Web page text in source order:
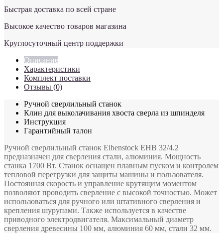
Быстрая доставка по всей стране
Высокое качество товаров магазина
Круглосуточный центр поддержки
Описание
Характеристики
Комплект поставки
Отзывы (0)
Ручной сверлильный станок
Клин для выколачивания хвоста сверла из шпинделя
Инструкция
Гарантийный талон
Ручной сверлильный станок Eibenstock EHB 32/4.2
предназначен для сверления стали, алюминия. Мощность
станка 1700 Вт. Станок оснащен плавным пуском и контролем
тепловой перегрузки для защиты машины и пользователя.
Постоянная скорость и управление крутящим моментом
позволяют проводить сверление с высокой точностью. Может
использоваться для ручного или штативного сверления и
крепления шурупами. Также используется в качестве
приводного электродвигателя. Максимальный диаметр
сверления древесины 100 мм, алюминия 60 мм, стали 32 мм.